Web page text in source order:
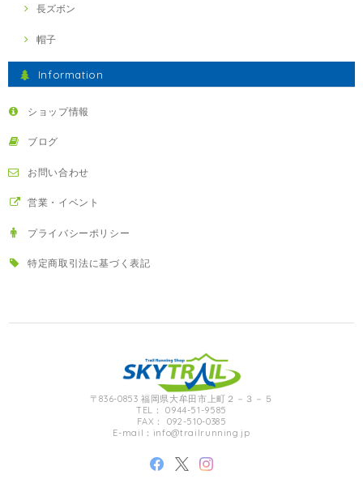
長ズボン
帽子
Information
ショップ情報
ブログ
お問い合わせ
営業・イベント
プライバシーポリシー
特定商取引法に基づく表記
〒836-0853 福岡県大牟田市上町２－３－５
TEL： 0944-51-9585
FAX： 092-510-0385
E-mail： info@trailrunning.jp